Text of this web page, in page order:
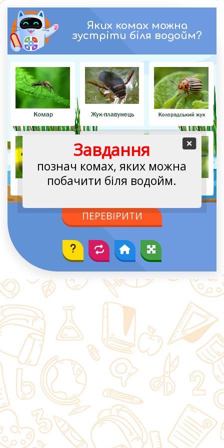
Перейти
вмісту
Яких комах можна
зустріти біля водойм?
Завдання
познач комах, яких можна
побачити біля водойм.
ПЕРЕВІРИТИ